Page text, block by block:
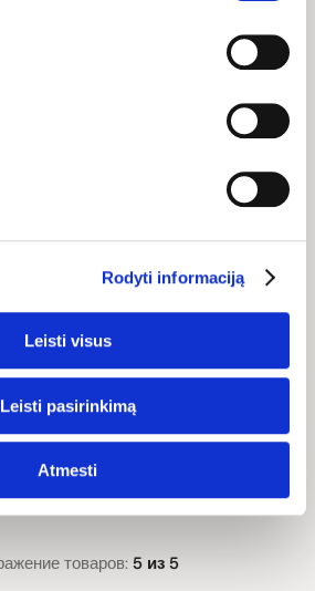
bet kada pakeisti arba atšaukti
dalis svetainės funkcijų gali
Rodyti informaciją
Leisti visus
Leisti pasirinkimą
Atmesti
товаров:5 из 5